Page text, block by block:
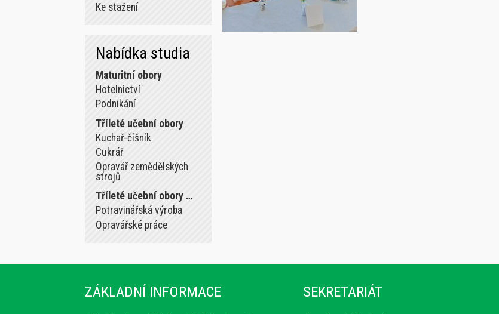
Ke stažení
Nabídka studia
Maturitní obory
Hotelnictví
Podnikání
Tříleté učební obory
Kuchař-číšník
Cukrář
Opravář zemědělských
strojů
Tříleté učební obory …
Potravinářská výroba
Opravářské práce
ZÁKLADNÍ INFORMACE SEKRETARIÁT